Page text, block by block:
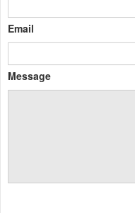
Email
Message